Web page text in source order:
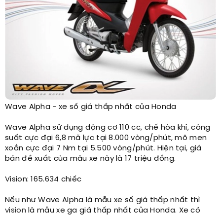
Wave Alpha - xe số giá thấp nhất của Honda​
Wave Alpha sử dụng động cơ 110 cc, chế hòa khí, công
suất cực đại 6,8 mã lực tại 8.000 vòng/phút, mô men
xoắn cực đại 7 Nm tại 5.500 vòng/phút. Hiện tại, giá
bán đề xuất của mẫu xe này là 17 triệu đồng.
Vision: 165.634 chiếc
Nếu như Wave Alpha là mẫu xe số giá thấp nhất thì
visionlà mẫu xe ga giá thấp nhất của Honda. Xe có